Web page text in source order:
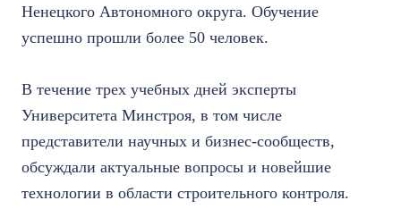
Ненецкого Автономного округа. Обучение
успешно прошли более 50 человек.
В течение трех учебных дней эксперты
Университета Минстроя, в том числе
представители научных и бизнес-сообществ,
обсуждали актуальные вопросы и новейшие
технологии в области строительного контроля.